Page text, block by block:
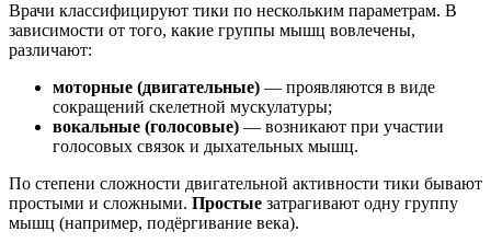
Врачи классифицируют тики по нескольким параметрам. В
зависимости от того, какие группы мышц вовлечены,
различают:
моторные (двигательные) — проявляются в виде
сокращений скелетной мускулатуры;
вокальные (голосовые) — возникают при участии
голосовых связок и дыхательных мышц.
По степени сложности двигательной активности тики бывают
простыми и сложными. Простые затрагивают одну группу
мышц (например, подёргивание века).